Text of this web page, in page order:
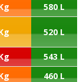
580 L
520 L
543 L
460 L